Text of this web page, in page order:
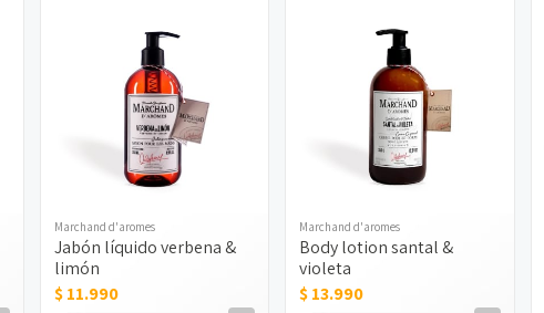
Marchand d'aromes
Jabón líquido verbena &
limón
$ 11.990
Marchand d'aromes
Body lotion santal &
violeta
$ 13.990